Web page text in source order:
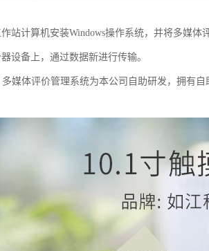
功能：通过数据线可以将工作人员多媒体评价
站计算机安装Windows操作系统，并将多媒
设备上，通过数据新进行传输。
媒体评价管理系统为本公司自助研发，拥有